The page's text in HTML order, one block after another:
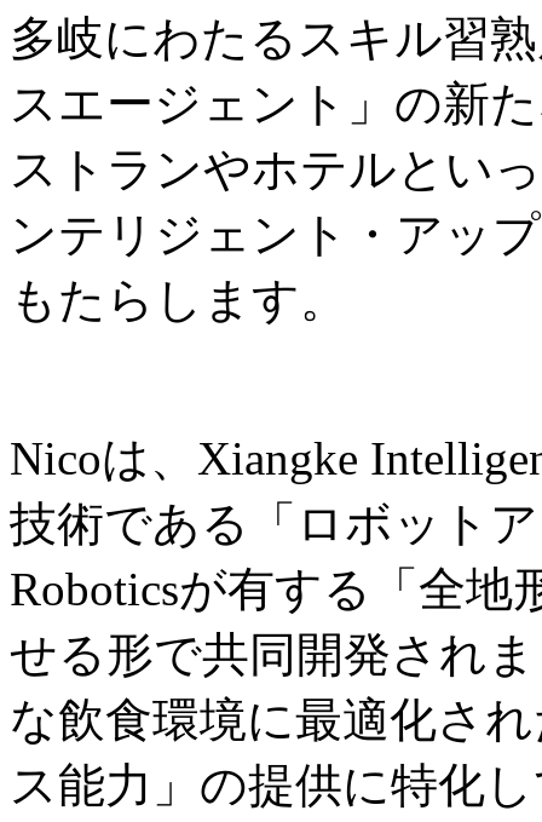
多岐にわたるスキル習
スエージェント」の新
ストランやホテルとい
ンテリジェント・アッ
もたらします。
Nicoは、Xiangke
技術である「ロボット
Roboticsが有する「全
せる形で共同開発され
な飲食環境に最適化さ
ス能力」の提供に特化